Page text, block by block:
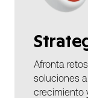
Afronta
soluciones
crecimiento